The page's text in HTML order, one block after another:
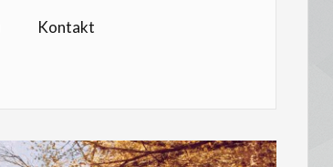
Kontakt